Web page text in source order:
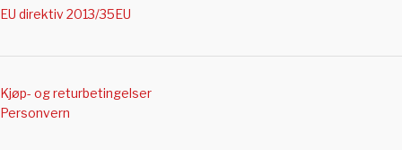
EU direktiv 2013/35EU
Kjøp- og returbetingelser
Personvern